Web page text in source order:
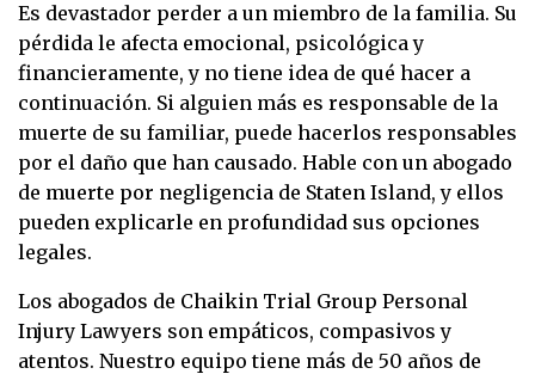
Es devastador perder a un miembro de la familia. Su
pérdida le afecta emocional, psicológica y
financieramente, y no tiene idea de qué hacer a
continuación. Si alguien más es responsable de la
muerte de su familiar, puede hacerlos responsables
por el daño que han causado. Hable con un abogado
de muerte por negligencia de Staten Island, y ellos
pueden explicarle en profundidad sus opciones
legales.
Los abogados de Chaikin Trial Group Personal
Injury Lawyers son empáticos, compasivos y
atentos. Nuestro equipo tiene más de 50 años de